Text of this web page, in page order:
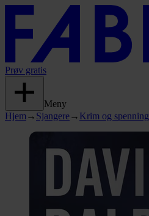
Prøv gratis
Meny
Hjem → Sjangere→ Krim og spenning